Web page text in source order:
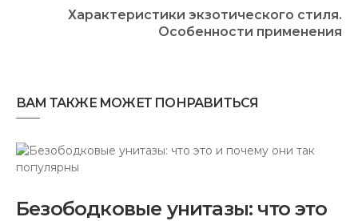
Характеристики экзотического стиля.
Особенности применения
ВАМ ТАКЖЕ МОЖЕТ ПОНРАВИТЬСЯ
Безободковые унитазы: что это